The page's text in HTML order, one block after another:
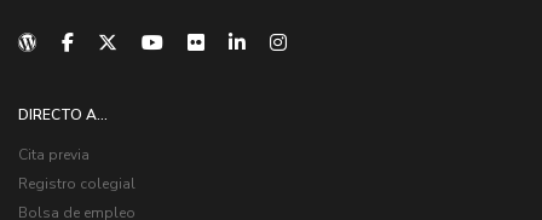
DIRECTO A...
Cita previa
Registro colegial
Bolsa de empleo